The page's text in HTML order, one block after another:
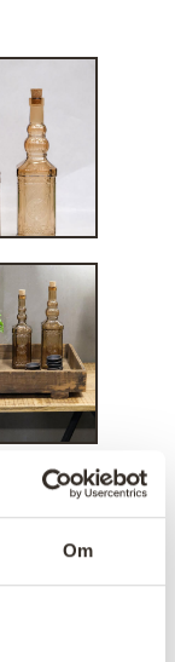
Om